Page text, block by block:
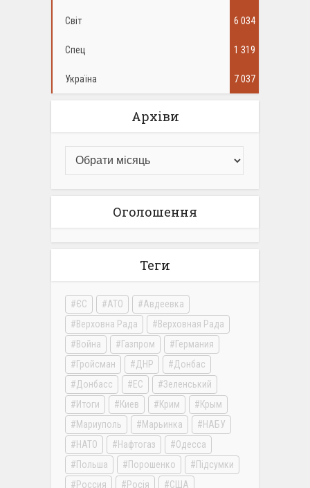
Світ 6 034
Спец 1 319
Україна 7 037
Архіви
Оголошення
Теги
ЄС АТО
Авдеевка
Верховна Рада
Верховная Рада
Война
Газпром
Германия
Гройсман
ДНР
Донбас
Донбасс
ЕС
Зеленський
Итоги
Киев Крим
Крым
Мариуполь
Марьинка
НАБУ
НАТО
Нафтогаз
Одесса
Польша
Порошенко
Підсумки
Россия
Росія США